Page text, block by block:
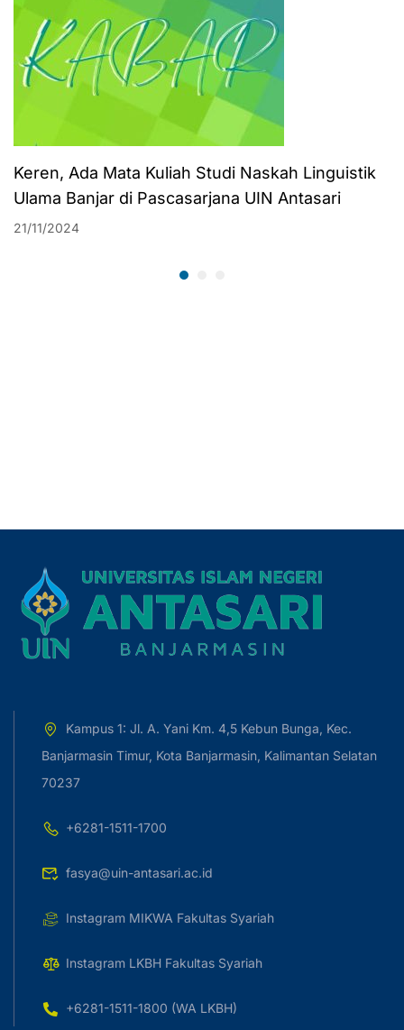
Keren, Ada Mata Kuliah Studi Naskah Linguistik
Ulama Banjar di Pascasarjana UIN Antasari
21/11/2024
Kampus 1: Jl. A. Yani Km. 4,5 Kebun Bunga, Kec.
Banjarmasin Timur, Kota Banjarmasin, Kalimantan Selatan
70237
+6281-1511-1700
fasya@uin-antasari.ac.id
Instagram MIKWA Fakultas Syariah
Instagram LKBH Fakultas Syariah
+6281-1511-1800 (WA LKBH)